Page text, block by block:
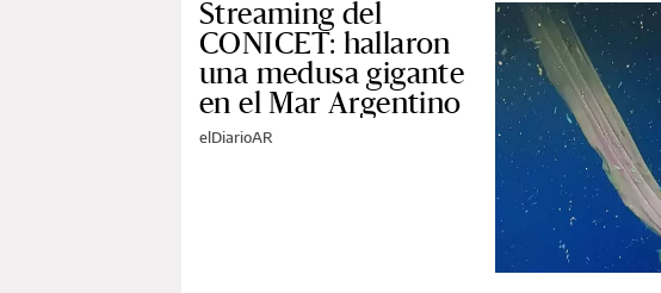
Streaming del
CONICET: hallaron
una medusa gigante
en el Mar Argentino
elDiarioAR